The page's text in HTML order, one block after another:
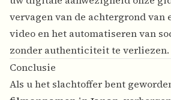
vervagen van de achtergrond van
video enhet automatiseren van
zonder authenticiteit te verliezen.
Conclusie
Als u het slachtoffer bent